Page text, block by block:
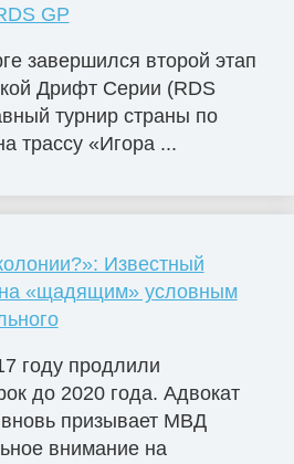
GP
завершился второй этап
Дрифт Серии (RDS
турнир страны по
трассу «Игора ...
Известный
«щадящим» условным
году продлили
до 2020 года. Адвокат
призывает МВД
внимание на